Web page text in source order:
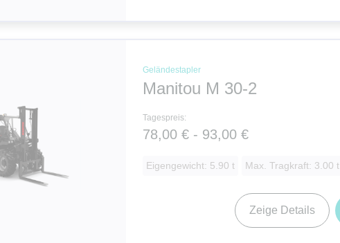
Geländestapler
Manitou M 30-2
Tagespreis:
78,00 € - 93,00 €
Eigengewicht: 5.90 t Max. Tragkraft: 3.00 t
Zeige Details